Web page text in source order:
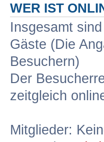
WER IST
Insgesamt sind
Gäste (Die
Besuchern)
Der
zeitgleich
Mitglieder: